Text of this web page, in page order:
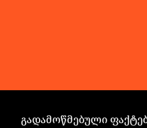
ᲒᲐᲓᲐᲛᲝᲬᲛᲔᲑᲣᲚᲘ